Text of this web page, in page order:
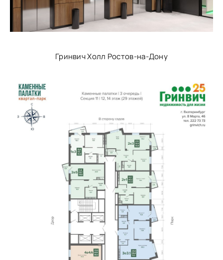
Гринвич Холл Ростов-на-Дону